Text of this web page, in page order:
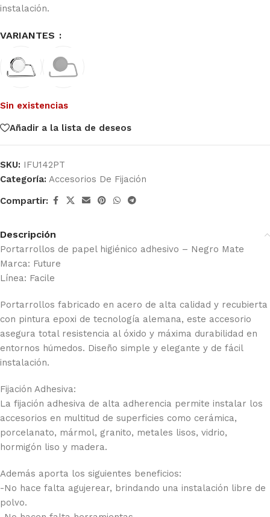
instalación.
VARIANTES
Sin existencias
Añadir a la lista de deseos
SKU: IFU142PT
Categoría: Accesorios De Fijación
Compartir:
Descripción
Portarrollos de papel higiénico adhesivo – Negro Mate
Marca: Future
Línea: Facile
Portarrollos fabricado en acero de alta calidad y recubierta
con pintura epoxi de tecnología alemana, este accesorio
asegura total resistencia al óxido y máxima durabilidad en
entornos húmedos. Diseño simple y elegante y de fácil
instalación.
Fijación Adhesiva:
La fijación adhesiva de alta adherencia permite instalar los
accesorios en multitud de superficies como cerámica,
porcelanato, mármol, granito, metales lisos, vidrio,
hormigón liso y madera.
Además aporta los siguientes beneficios:
-No hace falta agujerear, brindando una instalación libre de
polvo.